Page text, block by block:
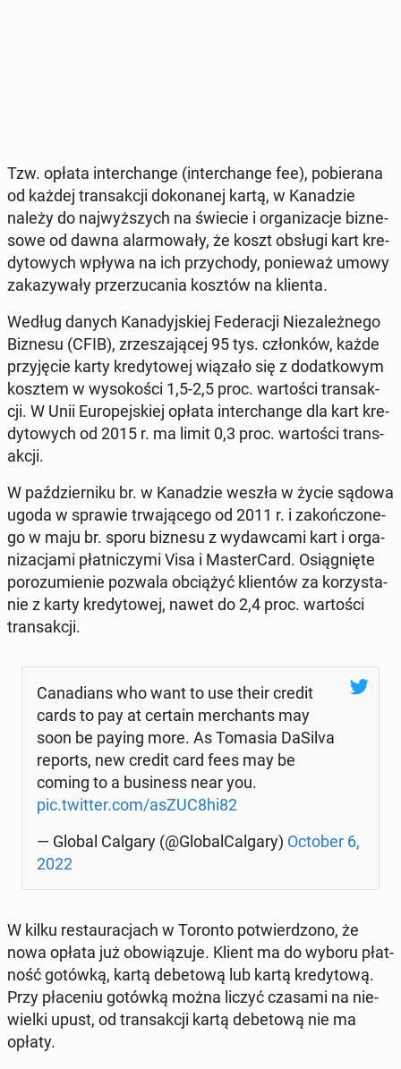
Tzw. opłata in­ter­chan­ge (in­ter­chan­ge fee), po­bie­ra­na
od każdej trans­ak­cji do­ko­na­nej kartą, w Ka­na­dzie
należy do naj­wyż­szych na świecie i or­ga­ni­za­cje biz­ne­
so­we od dawna alar­mo­wa­ły, że koszt obsługi kart kre­
dy­to­wych wpływa na ich przy­cho­dy, po­nie­waż umowy
za­ka­zy­wa­ły prze­rzu­ca­nia kosztów na klienta.
Według danych Ka­na­dyj­skiej Fe­de­ra­cji Nie­za­leż­ne­go
Biznesu (CFIB), zrze­sza­ją­cej 95 tys. człon­ków, każde
przy­ję­cie karty kre­dy­to­wej wiązało się z do­dat­ko­wym
kosztem w wy­so­ko­ści 1,5-2,5 proc. war­to­ści trans­ak­
cji. W Unii Eu­ro­pej­skiej opłata in­ter­chan­ge dla kart kre­
dy­to­wych od 2015 r. ma limit 0,3 proc. war­to­ści trans­
ak­cji.
W paź­dzier­ni­ku br. w Ka­na­dzie weszła w życie sądowa
ugoda w sprawie trwa­ją­ce­go od 2011 r. i za­koń­czo­ne­
go w maju br. sporu biznesu z wy­daw­ca­mi kart i or­ga­
ni­za­cja­mi płat­ni­czy­mi Visa i Ma­ster­Card. Osią­gnię­te
po­ro­zu­mie­nie pozwala ob­cią­żyć klien­tów za ko­rzy­sta­
nie z karty kre­dy­to­wej, nawet do 2,4 proc. war­to­ści
trans­ak­cji.
Ca­na­dians who want to use their credit
cards to pay at certain mer­chants may
soon be paying more. As Tomasia DaSilva
reports, new credit card fees may be
coming to a bu­si­ness near you.
pic.twitter.com/asZUC8hi82
— Global Calgary (@Glo­bal­Cal­ga­ry) October 6,
2022
W kilku re­stau­ra­cjach w Toronto po­twier­dzo­no, że
nowa opłata już obo­wią­zu­je. Klient ma do wyboru płat­
ność gotówką, kartą de­be­to­wą lub kartą kre­dy­to­wą.
Przy pła­ce­niu gotówką można liczyć czasami na nie­
wiel­ki upust, od trans­ak­cji kartą de­be­to­wą nie ma
opłaty.